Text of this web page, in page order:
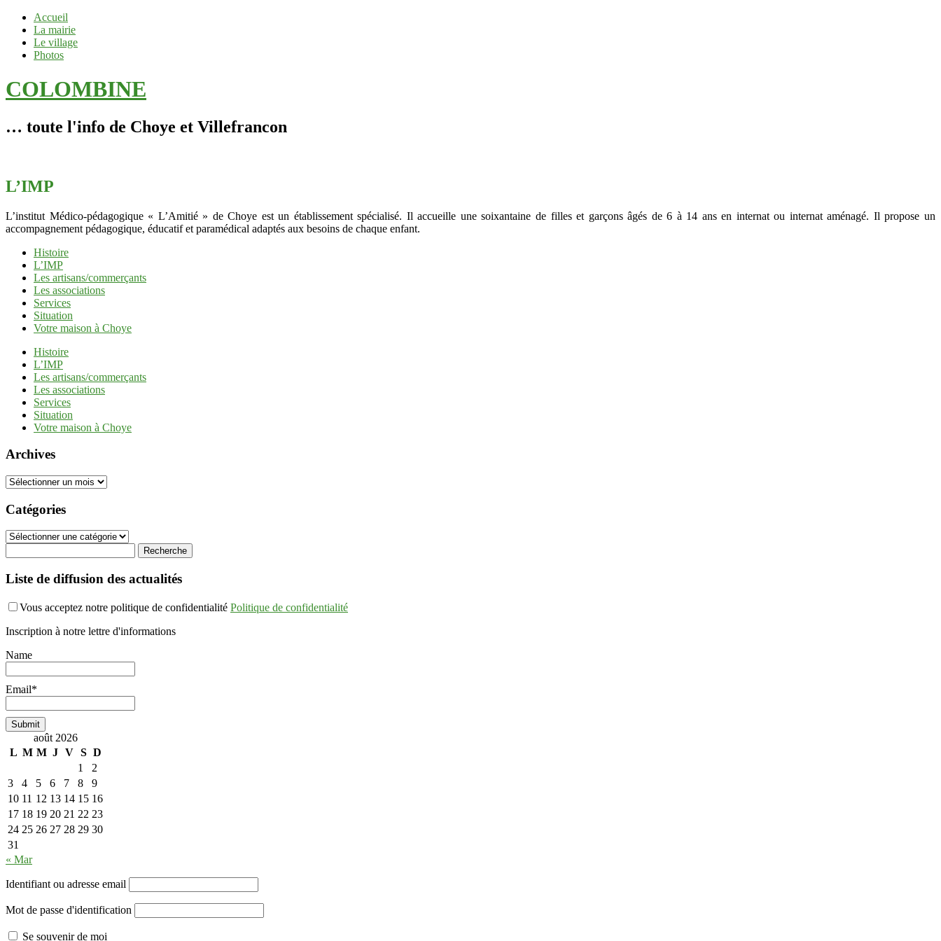
Accueil
La mairie
Le village
Photos
COLOMBINE
… toute l'info de Choye et Villefrancon
L’IMP
L’institut Médico-pédagogique « L’Amitié » de Choye est un établissement spécialisé. Il accueille une soixantaine de filles et garçons âgés de 6 à 14 ans en internat ou internat aménagé. Il propose un
accompagnement pédagogique, éducatif et paramédical adaptés aux besoins de chaque enfant.
Histoire
L’IMP
Les artisans/commerçants
Les associations
Services
Situation
Votre maison à Choye
Histoire
L’IMP
Les artisans/commerçants
Les associations
Services
Situation
Votre maison à Choye
Archives
Archives
Catégories
Catégories
Liste de diffusion des actualités
Vous acceptez notre politique de confidentialité Politique de confidentialité
Inscription à notre lettre d'informations
Name
Email*
août 2026
L M M J V S D
1
2
3
4 5 6 7 8
9
10 11 12 13 14 15 16
17 18 19 20 21 22 23
24 25 26 27 28 29 30
31
« Mar
Identifiant ou adresse email
Mot de passe d'identification
Se souvenir de moi